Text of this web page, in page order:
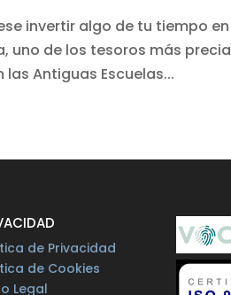
invertir algo de tu tiempo en
uno de los tesoros más
las Antiguas Escuelas...
de Privacidad
de Cookies
Legal